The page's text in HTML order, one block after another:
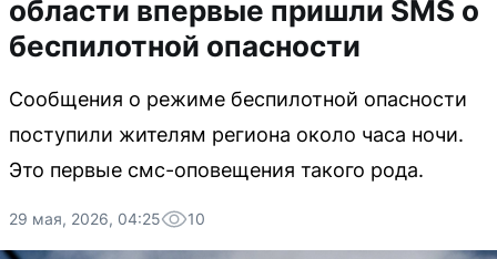
области впервые пришли SMS о
беспилотной опасности
Сообщения о режиме беспилотной опасности
поступили жителям региона около часа ночи.
Это первые смс-оповещения такого рода.
29 мая, 2026, 04:25 10